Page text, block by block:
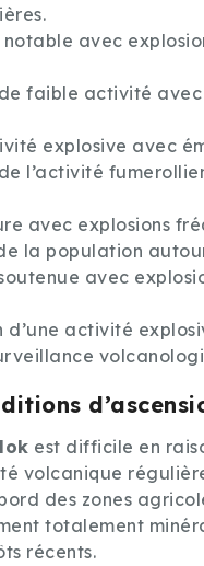
avec
faible activité
explosive avec
l’activité
avec explosions
la population
avec
d’une activité
est difficile en
volcanique
des zones
totalement
récents.